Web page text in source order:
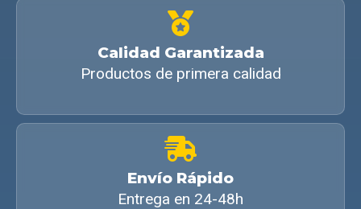
Calidad Garantizada
Productos de primera calidad
Envío Rápido
Entrega en 24-48h